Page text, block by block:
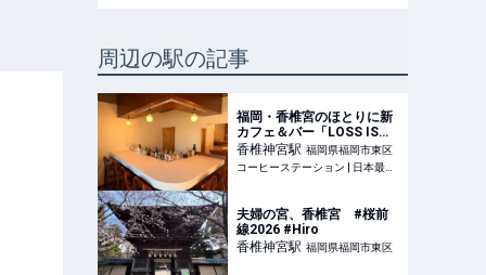
周辺の駅の記事
福岡・香椎宮のほとりに新
カフェ＆バー「LOSS IS
MORE FUKUOKA」が2026
年6月1日オープン！クラフ
トスピリッツとコーヒーの
テーション
香椎神宮駅 福岡県福岡市東区
コーヒーステーション | 日本最大級のコーヒーWEBメディア
夫婦の宮、香椎宮 #桜前
線2026 #Hiro
香椎神宮駅 福岡県福岡市東区